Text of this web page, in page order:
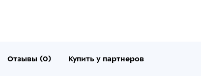
Отзывы (0) Купить у партнеров